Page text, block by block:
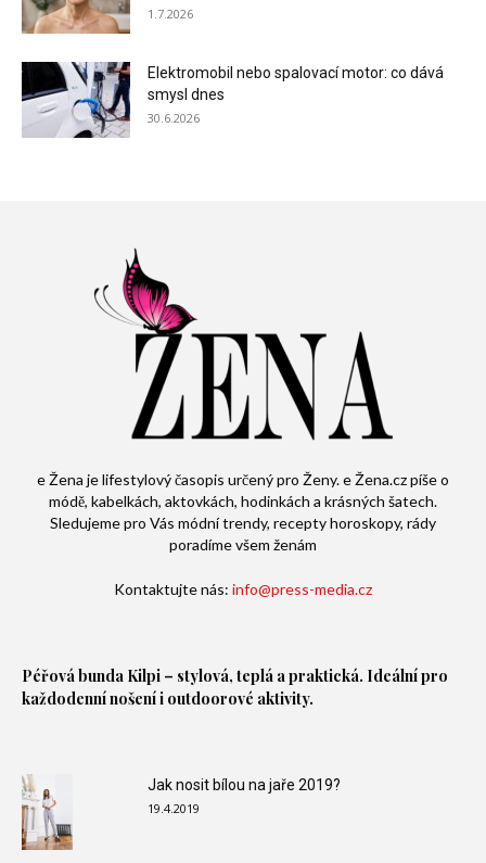
1.7.2026
Elektromobil nebo spalovací motor: co dává
smysl dnes
30.6.2026
e Žena je lifestylový časopis určený pro Ženy. e Žena.cz píše o
módě, kabelkách, aktovkách, hodinkách a krásných šatech.
Sledujeme pro Vás módní trendy, recepty horoskopy, rády
poradíme všem ženám
Kontaktujte nás: info@press-media.cz
Péřová bunda Kilpi – stylová, teplá a praktická. Ideální pro
každodenní nošení i outdoorové aktivity.
Jak nosit bílou na jaře 2019?
19.4.2019